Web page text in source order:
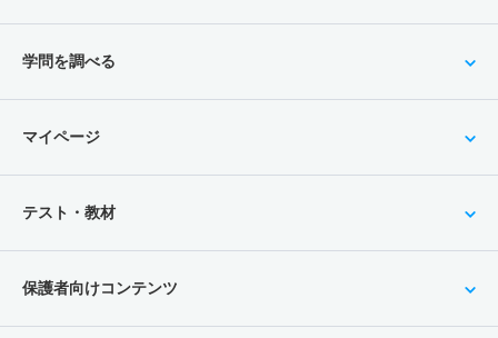
学問を調べる
マイページ
テスト・教材
保護者向けコンテンツ